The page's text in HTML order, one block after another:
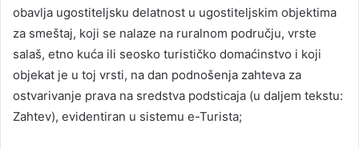
obavlja ugostiteljsku delatnost u ugostiteljskim objektima
za smeštaj, koji se nalaze na ruralnom području, vrste
salaš, etno kuća ili seosko turističko domaćinstvo i koji
objekat je u toj vrsti, na dan podnošenja zahteva za
ostvarivanje prava na sredstva podsticaja (u daljem tekstu:
Zahtev), evidentiran u sistemu e-Turista;